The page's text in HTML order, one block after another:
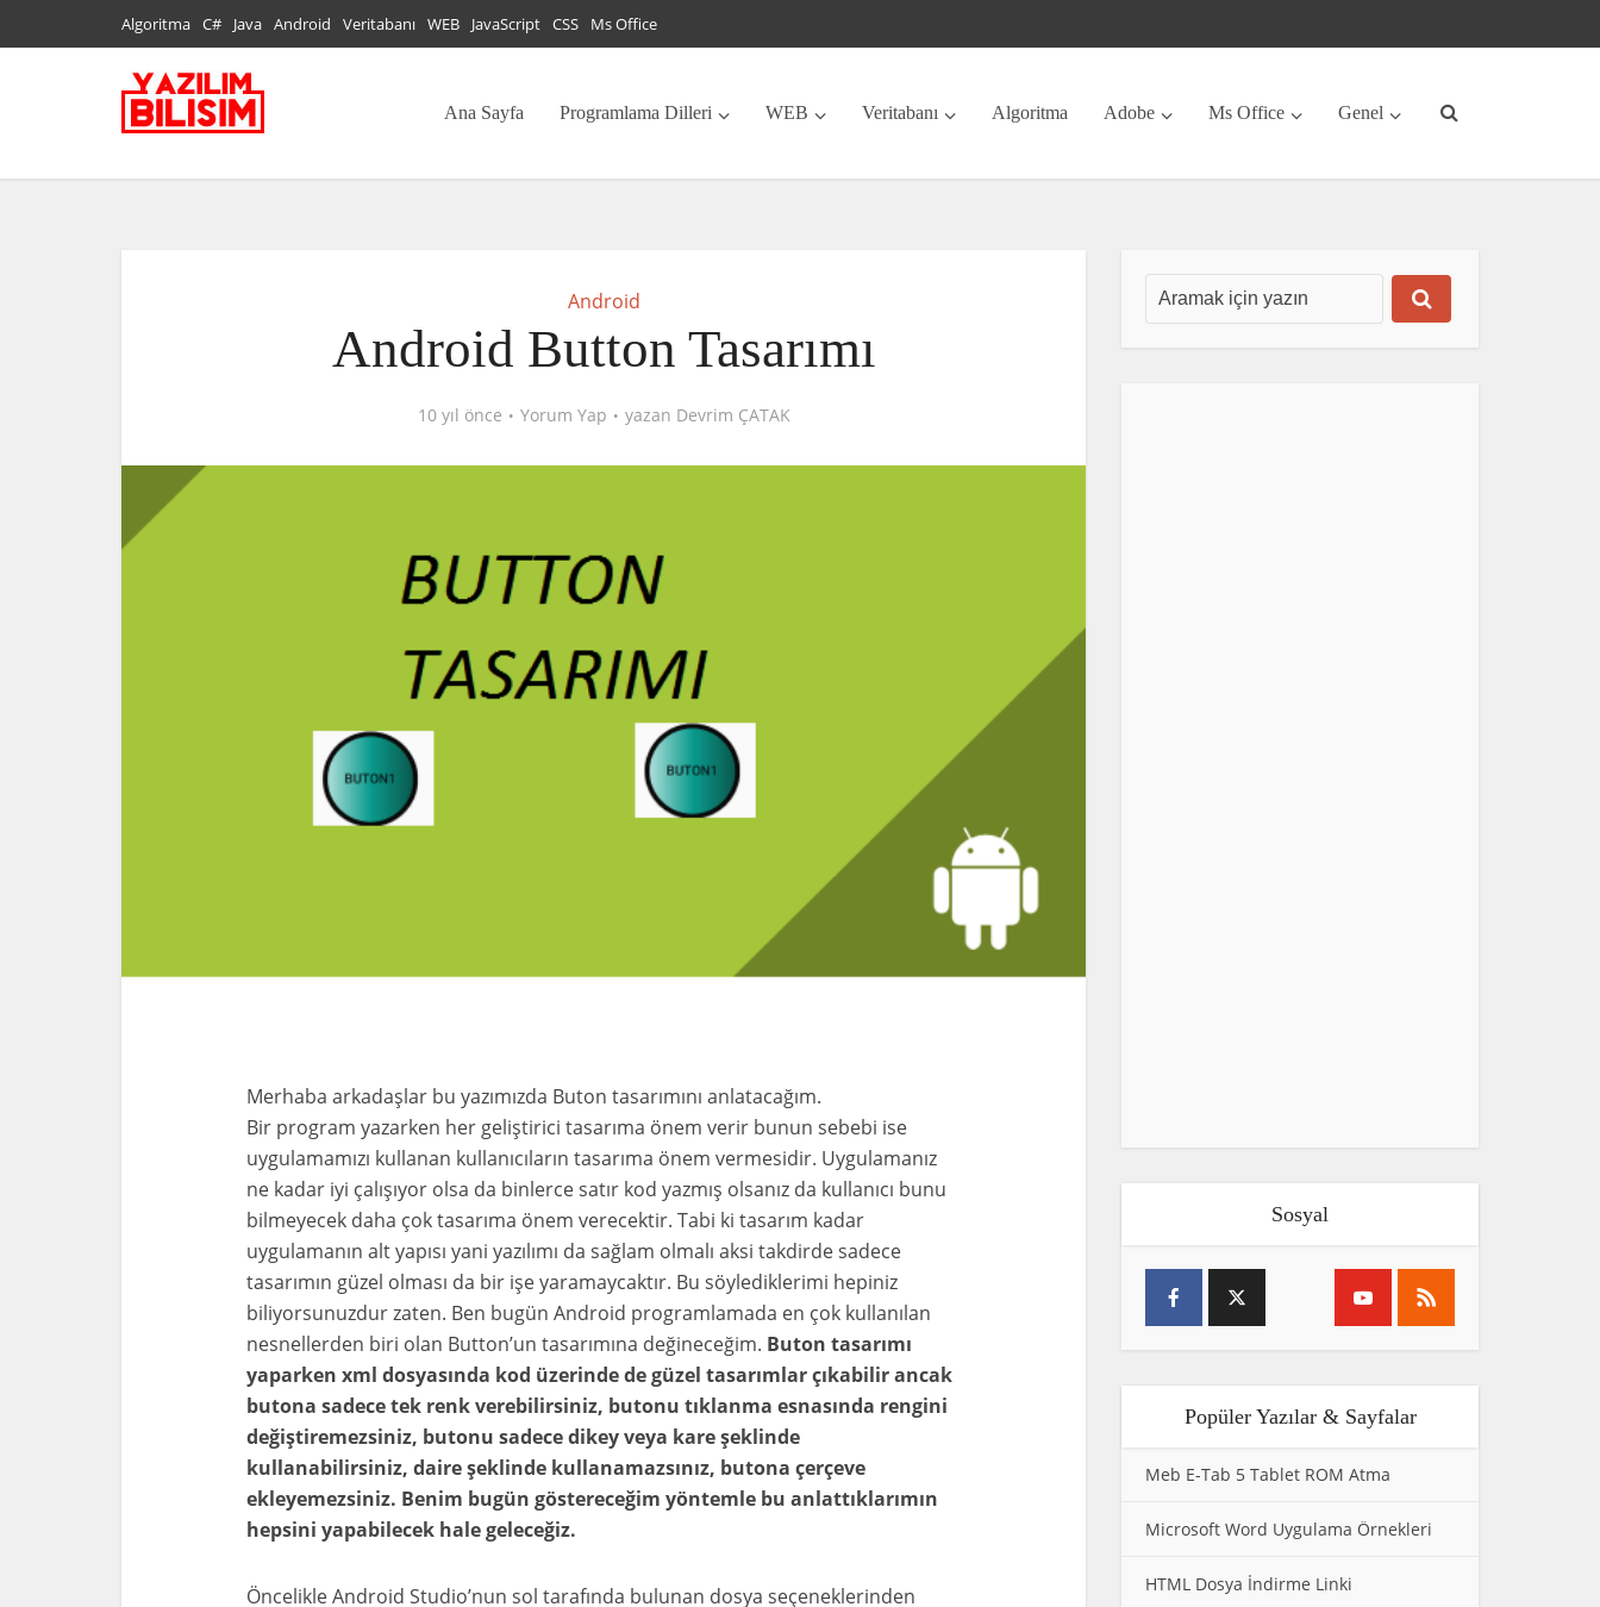
Algoritma C# Java Android Veritabanı WEB JavaScript CSS Ms Office
Ana Sayfa Programlama Dilleri WEB Veritabanı Algoritma Adobe Ms Office Genel
Android
Android Button Tasarımı
10 yıl önce Yorum Yap yazan Devrim ÇATAK
Merhaba arkadaşlar bu yazımızda Buton tasarımını anlatacağım.
Bir program yazarken her geliştirici tasarıma önem verir bunun sebebi ise
uygulamamızı kullanan kullanıcıların tasarıma önem vermesidir. Uygulamanız
ne kadar iyi çalışıyor olsa da binlerce satır kod yazmış olsanız da kullanıcı bunu
bilmeyecek daha çok tasarıma önem verecektir. Tabi ki tasarım kadar
uygulamanın alt yapısı yani yazılımı da sağlam olmalı aksi takdirde sadece
tasarımın güzel olması da bir işe yaramaycaktır. Bu söylediklerimi hepiniz
biliyorsunuzdur zaten. Ben bugün Android programlamada en çok kullanılan
nesnellerden biri olan Button’un tasarımına değineceğim. Buton tasarımı
yaparken xml dosyasında kod üzerinde de güzel tasarımlar çıkabilir ancak
butona sadece tek renk verebilirsiniz, butonu tıklanma esnasında rengini
değiştiremezsiniz, butonu sadece dikey veya kare şeklinde
kullanabilirsiniz, daire şeklinde kullanamazsınız, butona çerçeve
ekleyemezsiniz. Benim bugün göstereceğim yöntemle bu anlattıklarımın
hepsini yapabilecek hale geleceğiz.
Öncelikle Android Studio’nun sol tarafında bulunan dosya seçeneklerinden
Sosyal
Popüler Yazılar & Sayfalar
Meb E-Tab 5 Tablet ROM Atma
Microsoft Word Uygulama Örnekleri
HTML Dosya İndirme Linki